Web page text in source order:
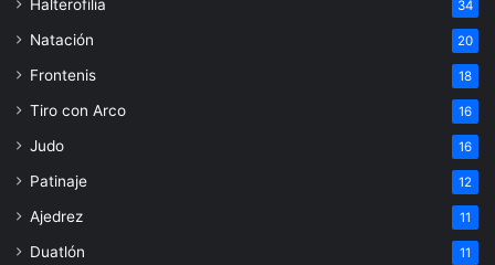
Halterofilia 34
Natación 20
Frontenis 18
Tiro con Arco 16
Judo 16
Patinaje 12
Ajedrez 11
Duatlón 11